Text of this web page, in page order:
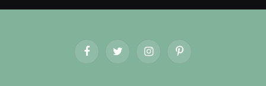
FacebookTwitter InstagramPinterest